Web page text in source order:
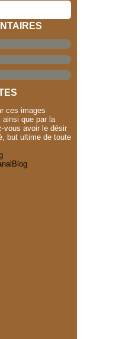
ces images
que par la
vous avoir le désir
but ultime de toute